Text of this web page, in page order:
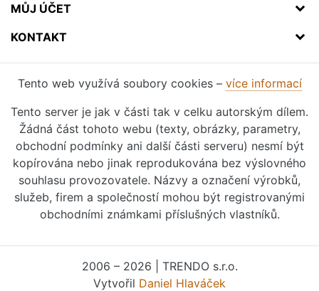
MŮJ ÚČET
KONTAKT
Tento web využívá soubory cookies – více informací
Tento server je jak v části tak v celku autorským dílem.
Žádná část tohoto webu (texty, obrázky, parametry,
obchodní podmínky ani další části serveru) nesmí být
kopírována nebo jinak reprodukována bez výslovného
souhlasu provozovatele. Názvy a označení výrobků,
služeb, firem a společností mohou být registrovanými
obchodními známkami příslušných vlastníků.
2006 – 2026 | TRENDO s.r.o.
Vytvořil Daniel Hlaváček